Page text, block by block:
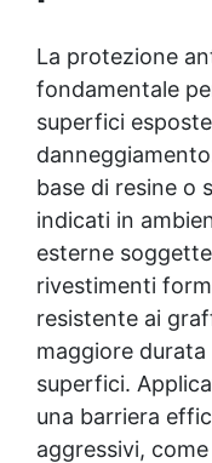
La protezione
fondamentale
superfici
base di resine o
indicati in
esterne
rivestimenti
resistente ai
maggiore
superfici.
una barriera
aggressivi,